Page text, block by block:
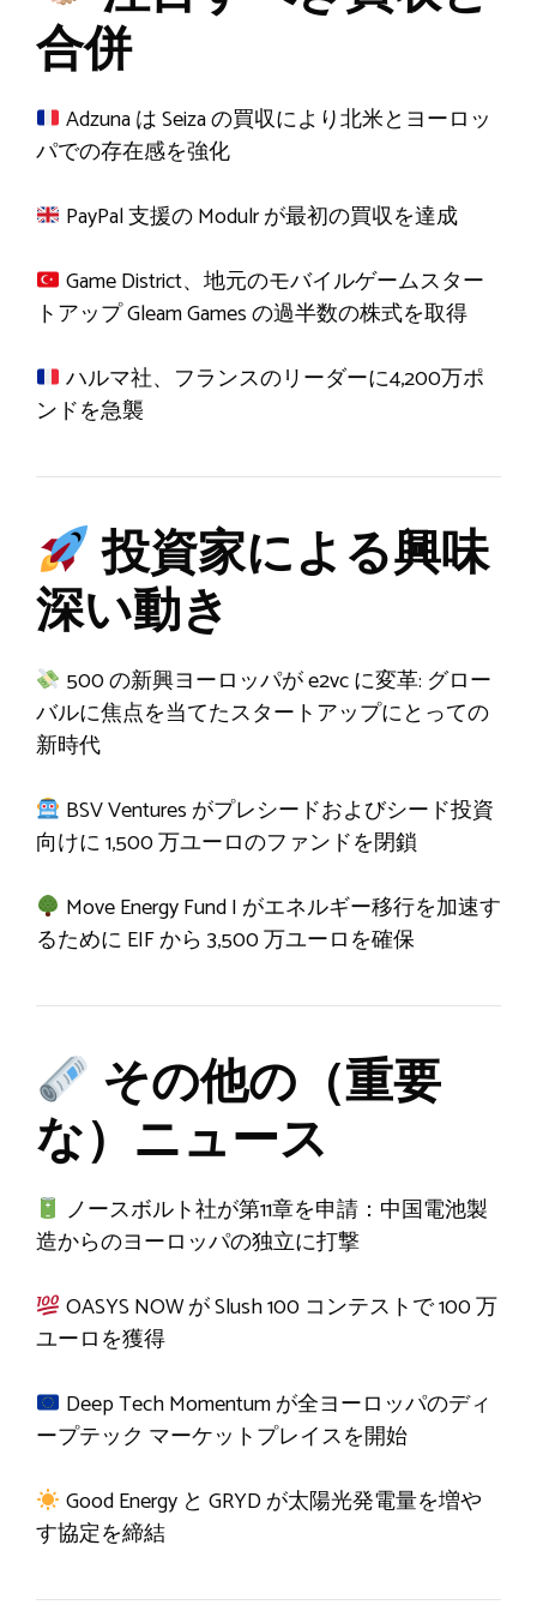
合併
Adzuna は Seiza の買収により北米とヨーロッ
パでの存在感を強化
PayPal 支援の Modulr が最初の買収を達成
Game District、地元のモバイルゲームスター
トアップ Gleam Games の過半数の株式を取得
ハルマ社、フランスのリーダーに4,200万ポ
ンドを急襲
投資家による興味
深い動き
500 の新興ヨーロッパが e2vc に変革: グロー
バルに焦点を当てたスタートアップにとっての
新時代
BSV Ventures がプレシードおよびシード投資
向けに 1,500 万ユーロのファンドを閉鎖
Move Energy Fund I がエネルギー移行を加速す
るために EIF から 3,500 万ユーロを確保
その他の（重要
な）ニュース
ノースボルト社が第11章を申請：中国電池製
造からのヨーロッパの独立に打撃
OASYS NOW が Slush 100 コンテストで 100 万
ユーロを獲得
Deep Tech Momentum が全ヨーロッパのディ
ープテック マーケットプレイスを開始
Good Energy と GRYD が太陽光発電量を増や
す協定を締結